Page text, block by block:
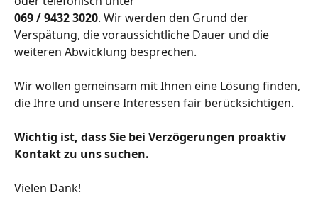
069 / 9432 3020. Wir werden den Grund der
Verspätung, die voraussichtliche Dauer und die
weiteren Abwicklung besprechen.
Wir wollen gemeinsam mit Ihnen eine Lösung finden,
die Ihre und unsere Interessen fair berücksichtigen.
Wichtig ist, dass Sie bei Verzögerungen proaktiv
Kontakt zu uns suchen.
Vielen Dank!